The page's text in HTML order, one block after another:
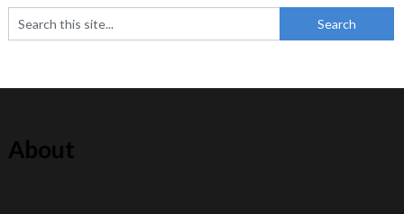
About